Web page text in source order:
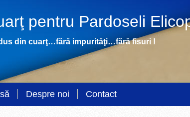
pentru Pardoseli
din cuarţ…fără impurităţi…fără fisuri !
Despre noi Contact